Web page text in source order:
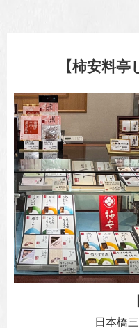
【柿安料亭
日本橋